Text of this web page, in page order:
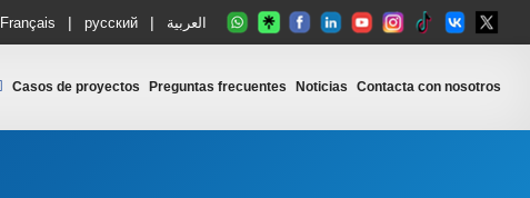
Français | русский | العربية
Casos de proyectos Preguntas frecuentes Noticias Contacta con nosotros